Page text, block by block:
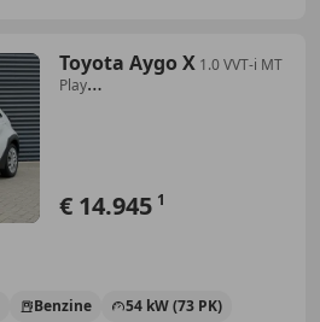
Toyota Aygo X 1.0 VVT-i MT
Play
€ 14.945 1
Benzine
54 kW (73 PK)